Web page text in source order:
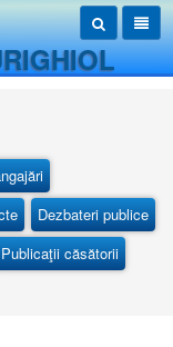
Dezbateri publice
Publicaţii căsătorii